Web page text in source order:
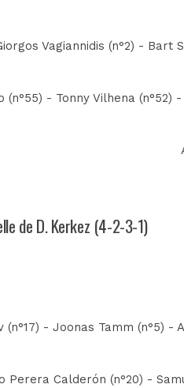
Vagiannidis (n°2) - Bart
(n°55) - Tonny Vilhena (n°52)
de D. Kerkez (4-2-3-1)
(n°17) - Joonas Tamm (n°5) -
Perera Calderón (n°20) -